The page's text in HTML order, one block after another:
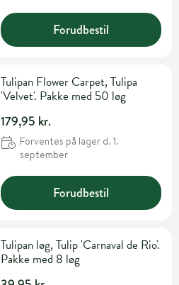
Forudbestil
Tulipan Flower Carpet, Tulipa
'Velvet'. Pakke med 50 løg
179,95 kr.
Forventes på lager d. 1.
september
Forudbestil
Tulipan løg, Tulip 'Carnaval de Rio'.
Pakke med 8 løg